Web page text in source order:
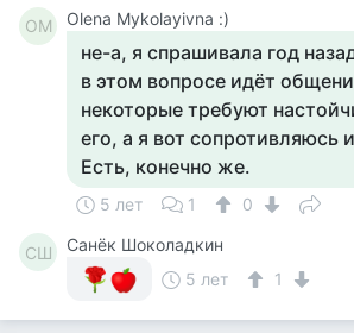
OM Olena Mykolayivna :)
не-а, я спрашивала год
в этом вопросе идёт
некоторые требуют
его, а я вот сопротивляюсь
Есть, конечно же.
5 лет 1 0
СШ
Санёк Шоколадкин
5 лет
1